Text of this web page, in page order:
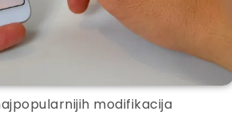
modifikacija